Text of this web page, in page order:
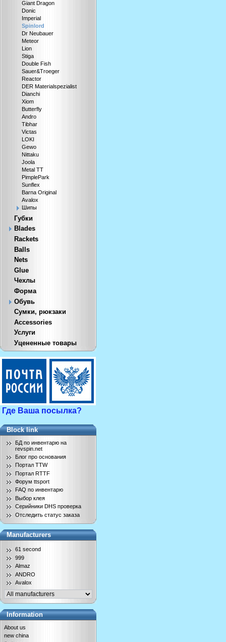
Giant Dragon
Donic
Imperial
Spinlord
Dr Neubauer
Meteor
Lion
Stiga
Double Fish
Sauer&Troeger
Reactor
DER Materialspezialist
Dianchi
Xiom
Butterfly
Andro
Tibhar
Victas
LOKI
Gewo
Nittaku
Joola
Metal TT
PimplePark
Sunflex
Barna Original
Avalox
Шипы
Губки
Blades
Rackets
Balls
Nets
Glue
Чехлы
Форма
Обувь
Сумки, рюкзаки
Accessories
Услуги
Уцененные товары
Где Ваша посылка?
Block link
БД по инвентарю на
revspin.net
Блог про основания
Портал TTW
Портал RTTF
Форум ttsport
FAQ по инвентарю
Выбор клея
Серийники DHS проверка
Отследить статус заказа
Manufacturers
61 second
999
Almaz
ANDRO
Avalox
Information
About us
new china